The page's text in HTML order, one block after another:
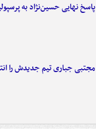
پاسخ نهایی حسین‌نژاد به
مجتبی جباری تیم جدیدش را